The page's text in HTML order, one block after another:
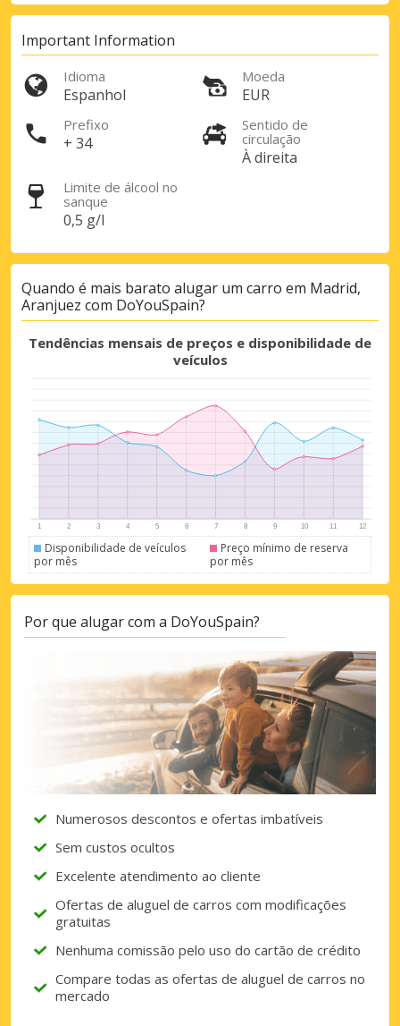
Descontos especiais
Aceda a ofertas exclusivas dos nossos
Iniciar sessão com eLink
Important Information
Idioma
Espanhol
Moeda
EUR
Prefixo
+ 34
Sentido de
circulação
À direita
Limite de álcool no
sanque
0,5 g/l
Quando é mais barato alugar um carro em Madrid,
Aranjuez com DoYouSpain?
Tendências mensais de preços e disponibilidade de
veículos
Disponibilidade de veículos
por mês
Preço mínimo de reserva
por mês
Por que alugar com a DoYouSpain?
Numerosos descontos e ofertas imbatíveis
Sem custos ocultos
Excelente atendimento ao cliente
Ofertas de aluguel de carros com modificações
gratuitas
Nenhuma comissão pelo uso do cartão de crédito
Compare todas as ofertas de aluguel de carros no
mercado